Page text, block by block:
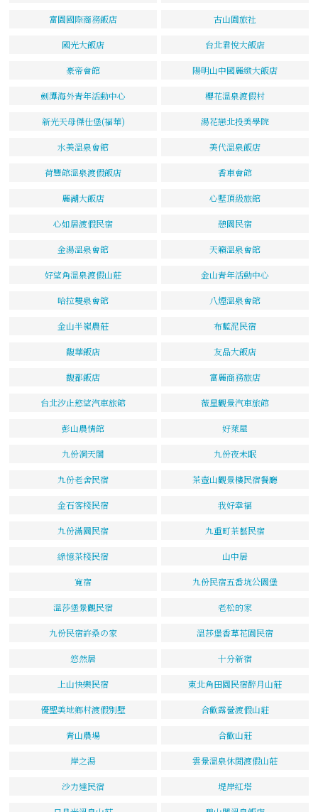
富園國際商務飯店 古山園旅社
國光大飯店 台北君悅大飯店
豪帝會館 陽明山中國麗緻大飯店
劍潭海外青年活動中心 櫻花溫泉渡假村
新光天母傑仕堡(福華) 湯花戀北投美學院
水美溫泉會館 美代溫泉飯店
荷豐館溫泉渡假飯店 香車會館
麗湖大飯店 心墅頂級旅館
心如居渡假民宿 憩園民宿
金湯溫泉會館 天籟溫泉會館
好望角溫泉渡假山莊 金山青年活動中心
哈拉雙泉會館 八煙溫泉會館
金山半嶺農莊 布藍泥民宿
馥華飯店 友品大飯店
馥都飯店 富麗商務旅店
台北汐止慾望汽車旅館 薇星觀景汽車旅館
彭山農情館 好萊屋
九份洞天閣 九份夜未眠
九份老舍民宿 茶壺山觀景樓民宿餐廳
金石客棧民宿 我好幸福
九份滿園民宿 九重町茶藝民宿
綠憶茶棧民宿 山中居
寬宿 九份民宿五番坑公園堡
溫莎堡景觀民宿 老松的家
九份民宿許桑の家 溫莎堡香草花園民宿
悠然居 十分新宿
上山快樂民宿 東北角田園民宿醉月山莊
優聖美地鄉村渡假別墅 合歡露營渡假山莊
青山農場 合歡山莊
岸之湯 雲景溫泉休閒渡假山莊
沙力達民宿 堤岸紅塔